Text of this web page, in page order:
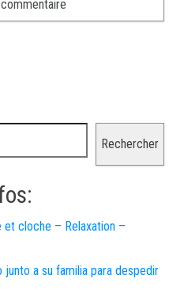
Rechercher
et cloche – Relaxation –
junto a su familia para despedir